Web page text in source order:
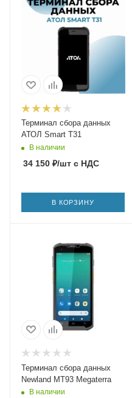
Терминал сбора данных
АТОЛ Smart T31
В наличии
34 150 ₽/шт с НДС
В КОРЗИНУ
Терминал сбора данных
Newland MT93 Megaterra
В наличии